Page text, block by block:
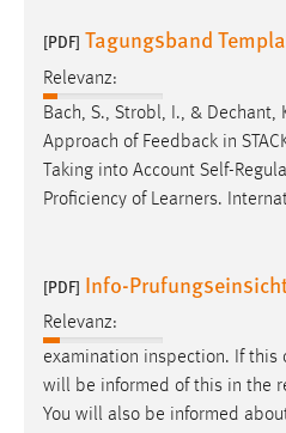
[PDF] Tagungsband
Relevanz:
Bach, S., Strobl, I., & Dechant,
Approach of Feedback in
Taking into Account Self-
Proficiency of Learners.
[PDF] Info-
Relevanz:
examination inspection. If this
will be informed of this in the
You will also be informed
EXTERNE MEDIEN
Um Inhalte von
Plattformen anzeigen zu
externen Medien Cookies
Vimeo